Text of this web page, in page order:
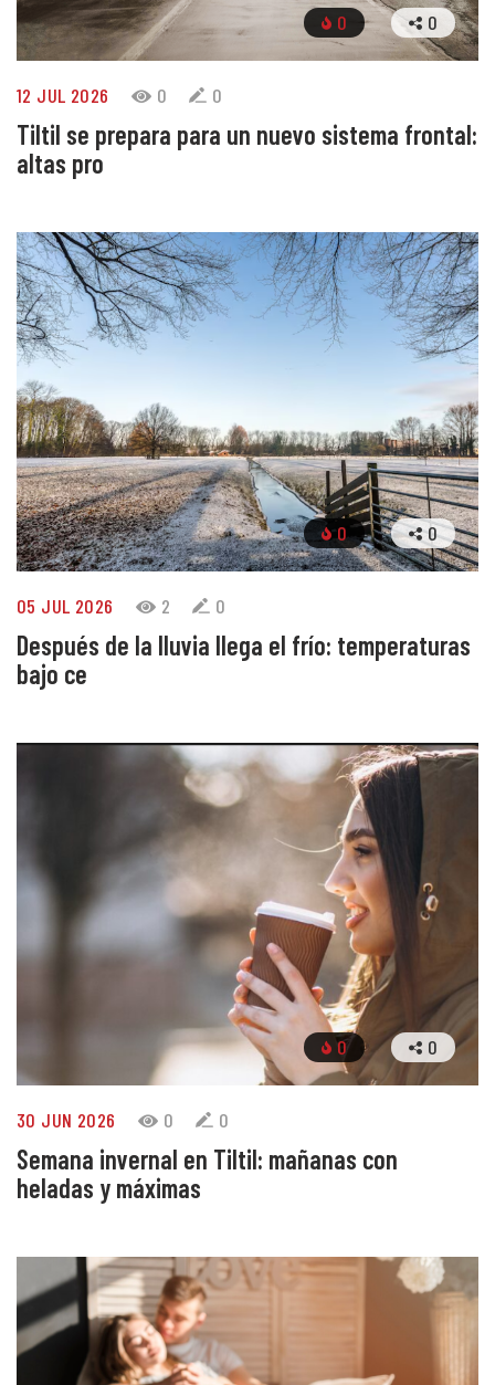
0 0
12 JUL 2026 0 0
Tiltil se prepara para un nuevo sistema frontal:
altas pro
0 0
05 JUL 2026 2 0
Después de la lluvia llega el frío: temperaturas
bajo ce
0 0
30 JUN 2026 0 0
Semana invernal en Tiltil: mañanas con
heladas y máximas